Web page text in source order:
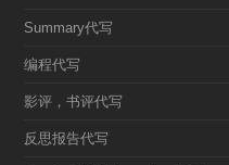
Summary代写
编程代写
影评，书评代写
反思报告代写